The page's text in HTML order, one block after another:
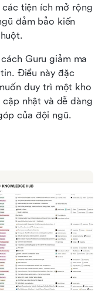
tiện ích mở rộng
đảm bảo kiến
Guru giảm ma
Điều này đặc
duy trì một kho
nhật và dễ dàng
của đội ngũ.